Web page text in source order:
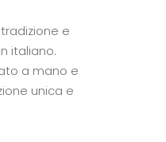
e
italiano.
a mano e
unica e